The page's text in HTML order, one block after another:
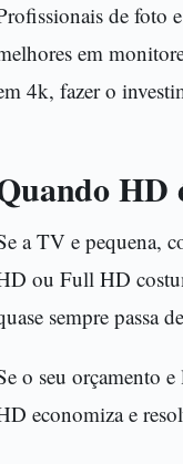
de foto
em
4k, fazer o
HD
a TV e pequena,
ou Full HD
sempre passa
o seu orçamento
economiza e